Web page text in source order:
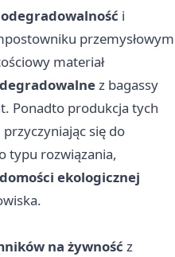
i
przemysłowym
materiał
z bagassy
Ponadto produkcja tych
przyczyniając się do
typu rozwiązania,
ekologicznej
na żywność z